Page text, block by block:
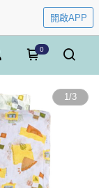
開啟APP
0
1/3